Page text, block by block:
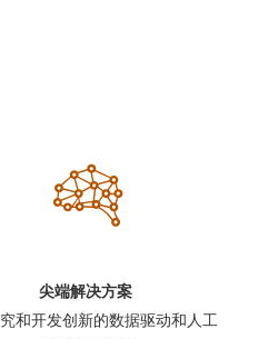
尖端解决方案
和开发创新的数据驱动和人工